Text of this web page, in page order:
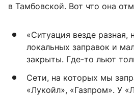
в Тамбовской. Вот что она
«Ситуация везде
локальных заправок и
закрыты. Где-то льют
Сети, на которых мы
«Лукойл», «Газпром». У